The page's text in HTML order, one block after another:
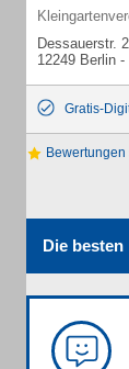
Dessauerstr.
12249 Berlin -
Gratis-
Die besten